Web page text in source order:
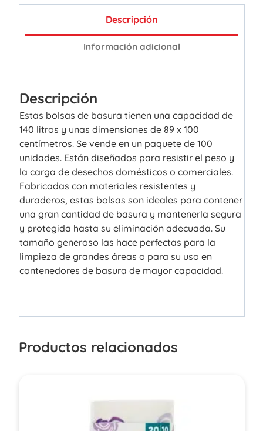
Descripción
Información adicional
Descripción
Estas bolsas de basura tienen una capacidad de
140 litros y unas dimensiones de 89 x 100
centímetros. Se vende en un paquete de 100
unidades. Están diseñados para resistir el peso y
la carga de desechos domésticos o comerciales.
Fabricadas con materiales resistentes y
duraderos, estas bolsas son ideales para contener
una gran cantidad de basura y mantenerla segura
y protegida hasta su eliminación adecuada. Su
tamaño generoso las hace perfectas para la
limpieza de grandes áreas o para su uso en
contenedores de basura de mayor capacidad.
Productos relacionados